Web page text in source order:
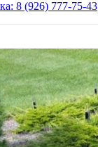
8 (926) 777-75-43